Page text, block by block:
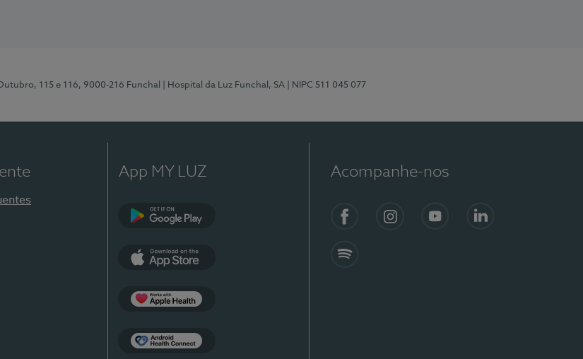
115 e 116, 9000-216 Funchal | Hospital da Luz Funchal, SA | NIPC 511 045 077
App MY LUZ Acompanhe-nos